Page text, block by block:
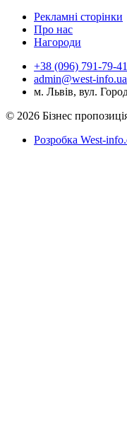
Рекламні сторінки
Про нас
Нагороди
+38 (096) 791-79-41
admin@west-info.ua
м. Львів, вул.
© 2026 Бізнес
Розробка West-